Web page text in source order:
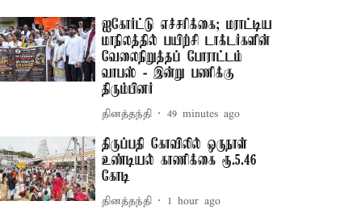
ஐகோர்ட்டு எச்சரிக்கை; மராட்டிய
மாநிலத்தில் பயிற்சி டாக்டர்களின்
வேலைநிறுத்தப் போராட்டம்
வாபஸ் - இன்று பணிக்கு
திரும்பினர்
தினத்தந்தி 49 minutes ago
திருப்பதி கோவிலில் ஒருநாள்
உண்டியல் காணிக்கை ரூ.5.46
கோடி
தினத்தந்தி 1 hour ago